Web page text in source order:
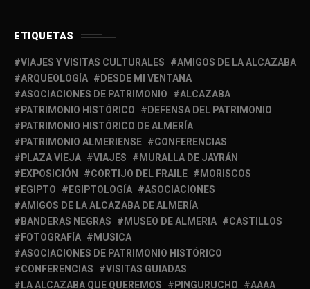
ETIQUETAS
VIAJES Y VISITAS CULTURALES
AMIGOS DE LA ALCAZABA
ARQUEOLOGÍA
DESDE MI VENTANA
ASOCIACIONES DE PATRIMONIO
ALCAZABA
PATRIMONIO HISTÓRICO
DEFENSA DEL PATRIMONIO
PATRIMONIO HISTÓRICO DE ALMERÍA
PATRIMONIO ALMERIENSE
CONFERENCIAS
PLAZA VIEJA
VIAJES
MURALLA DE JAYRÁN
EXPOSICIÓN
CORTIJO DEL FRAILE
MORISCOS
EGIPTO
EGIPTOLOGÍA
ASOCIACIONES
AMIGOS DE LA ALCAZABA DE ALMERÍA
BANDERAS NEGRAS
MUSEO DE ALMERIA
CASTILLOS
FOTOGRAFÍA
MUSICA
ASOCIACIONES DE PATRIMONIO HISTÓRICO
CONFERENCIAS
VISITAS GUIADAS
LA ALCAZABA QUE QUEREMOS
PINGURUCHO
AAAA